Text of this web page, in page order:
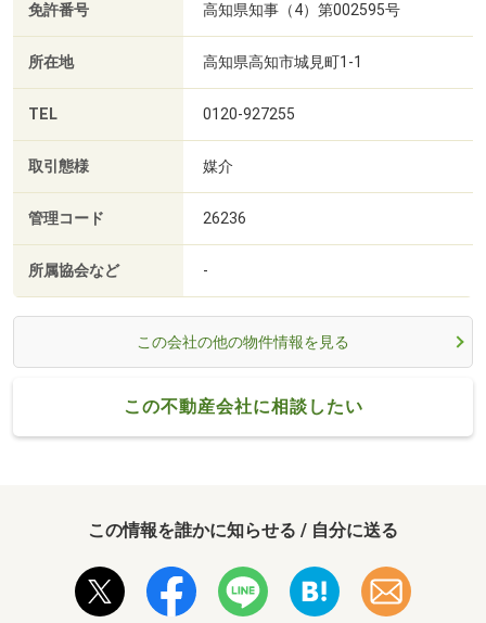
免許番号 高知県知事（4）第002595号
所在地 高知県高知市城見町1-1
TEL 0120-927255
取引態様 媒介
管理コード 26236
所属協会など -
この会社の他の物件情報を見る
この不動産会社に相談したい
この情報を誰かに知らせる / 自分に送る